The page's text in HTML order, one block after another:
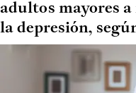
adultos mayores
la depresión,